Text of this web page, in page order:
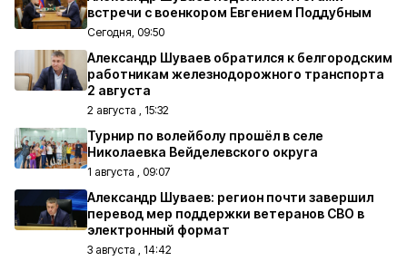
встречи с военкором Евгением Поддубным
Сегодня, 09:50
Александр Шуваев обратился к белгородским
работникам железнодорожного транспорта
2 августа
2 августа , 15:32
Турнир по волейболу прошёл в селе
Николаевка Вейделевского округа
1 августа , 09:07
Александр Шуваев: регион почти завершил
перевод мер поддержки ветеранов СВО в
электронный формат
3 августа , 14:42